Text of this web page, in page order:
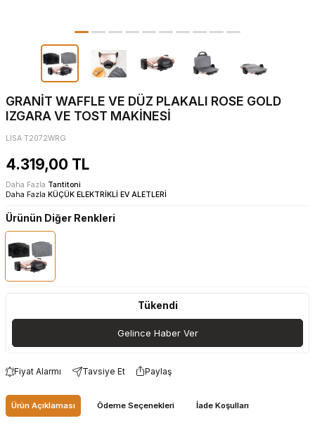
GRANİT WAFFLE VE DÜZ PLAKALI ROSE GOLD
IZGARA VE TOST MAKİNESİ
LISA T2072WRG
4.319,00 TL
Daha Fazla Tantitoni
Daha Fazla KÜÇÜK ELEKTRİKLİ EV ALETLERİ
Ürünün Diğer Renkleri
Tükendi
Gelince Haber Ver
Fiyat Alarmı Tavsiye Et Paylaş
Ürün Açıklaması Ödeme Seçenekleri İade Koşulları